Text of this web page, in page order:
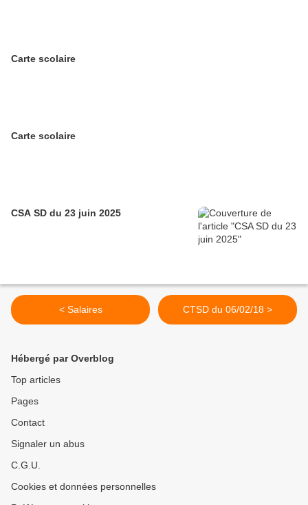
Carte scolaire
Carte scolaire
CSA SD du 23 juin 2025
< Salaires CTSD du 06/02/18 >
Hébergé par Overblog
Top articles
Pages
Contact
Signaler un abus
C.G.U.
Cookies et données personnelles